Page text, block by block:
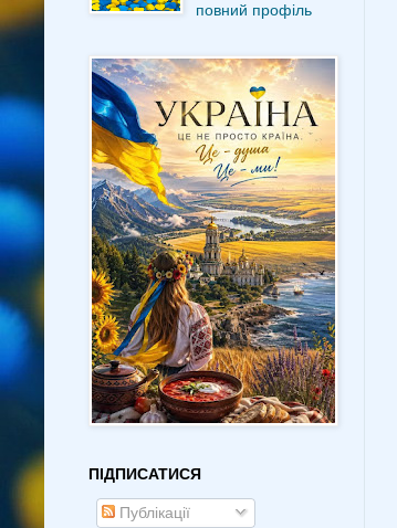
повний профіль
ПІДПИСАТИСЯ
Публікації